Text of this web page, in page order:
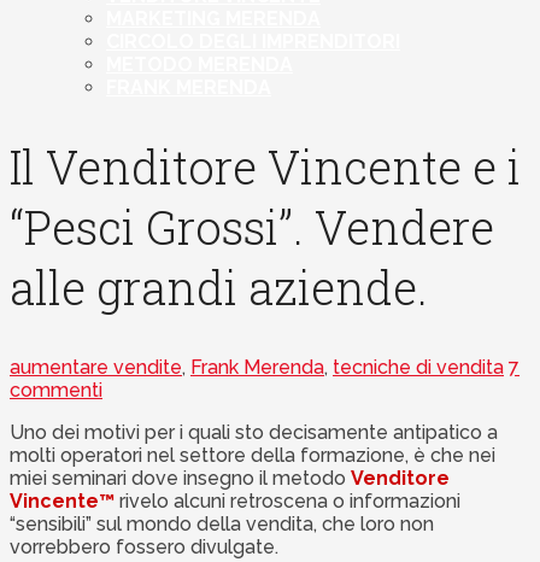
Il Venditore Vincente e i
“Pesci Grossi”. Vendere
alle grandi aziende.
aumentare vendite, Frank Merenda, tecniche di vendita 7
commenti
Uno dei motivi per i quali sto decisamente antipatico a
molti operatori nel settore della formazione, è che nei
miei seminari dove insegno il metodo Venditore
Vincente™ rivelo alcuni retroscena o informazioni
“sensibili” sul mondo della vendita, che loro non
vorrebbero fossero divulgate.